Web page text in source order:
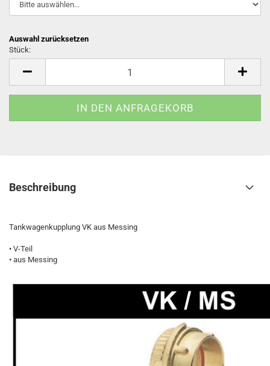
Auswahl zurücksetzen
Stück:
Beschreibung
Tankwagenkupplung VK aus Messing
• V-Teil
• aus Messing